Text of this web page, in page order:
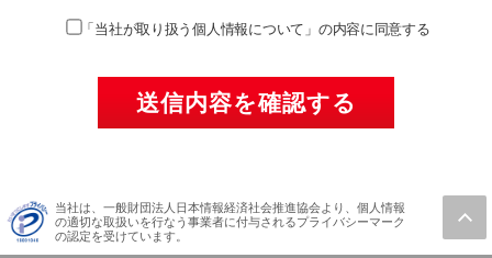
「当社が取り扱う個人情報について」の内容に同意する
当社は、一般財団法人日本情報経済社会推進協会より、個人情報
の適切な取扱いを行なう事業者に付与されるプライバシーマーク
の認定を受けています。